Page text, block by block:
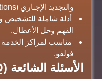
والتجديد الإجباري (Forced Regenerations).
أدلة شاملة للتشخيص
الفهم وحل الأعطال.
مناسب لمراكز
فولفو.
الأسئلة الشائعة (FAQ):